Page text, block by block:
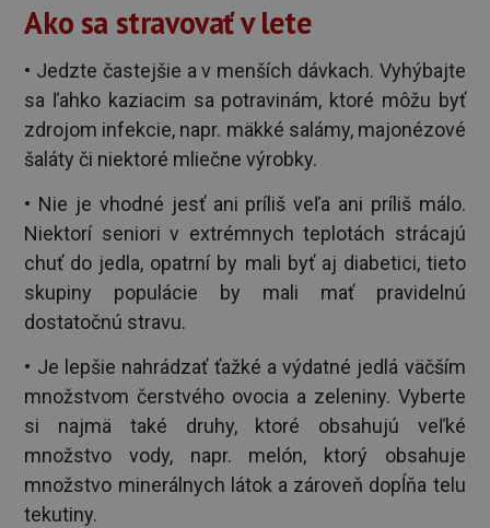
Ako sa stravovať v lete
• Jedzte častejšie a v menších dávkach. Vyhýbajte
sa ľahko kaziacim sa potravinám, ktoré môžu byť
zdrojom infekcie, napr. mäkké salámy, majonézové
šaláty či niektoré mliečne výrobky.
• Nie je vhodné jesť ani príliš veľa ani príliš málo.
Niektorí seniori v extrémnych teplotách strácajú
chuť do jedla, opatrní by mali byť aj diabetici, tieto
skupiny populácie by mali mať pravidelnú
dostatočnú stravu.
• Je lepšie nahrádzať ťažké a výdatné jedlá väčším
množstvom čerstvého ovocia a zeleniny. Vyberte
si najmä také druhy, ktoré obsahujú veľké
množstvo vody, napr. melón, ktorý obsahuje
množstvo minerálnych látok a zároveň dopĺňa telu
tekutiny.